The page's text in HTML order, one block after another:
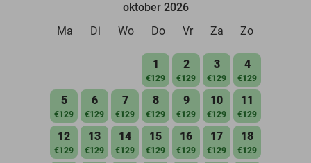
oktober 2026
Ma
Di Wo Do Vr Za Zo
1
€129
2
€129
3
€129
4
€129
5
€129
6
€129
7
€129
8
€129
9
€129
10
€129
11
€129
12
€129
13
€129
14
€129
15
€129
16
€129
17
€129
18
€129